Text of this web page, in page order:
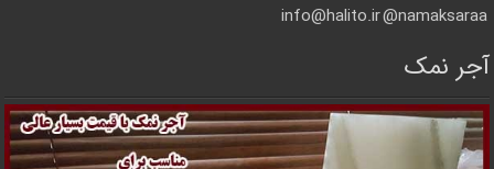
namaksaraa@
info@halito.ir
آجر نمک